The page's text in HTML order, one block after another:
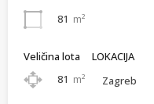
81 m²
Veličina lota
81 m²
LOKACIJA
Zagreb